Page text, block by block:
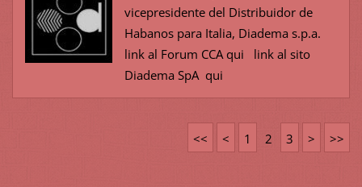
vicepresidente del Distribuidor de
Habanos para Italia, Diadema s.p.a.
link al Forum CCA qui link al sito
Diadema SpA qui
<< < 1 2 3 > >>